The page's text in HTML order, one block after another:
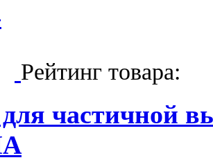
Рейтинг товара:
частичной